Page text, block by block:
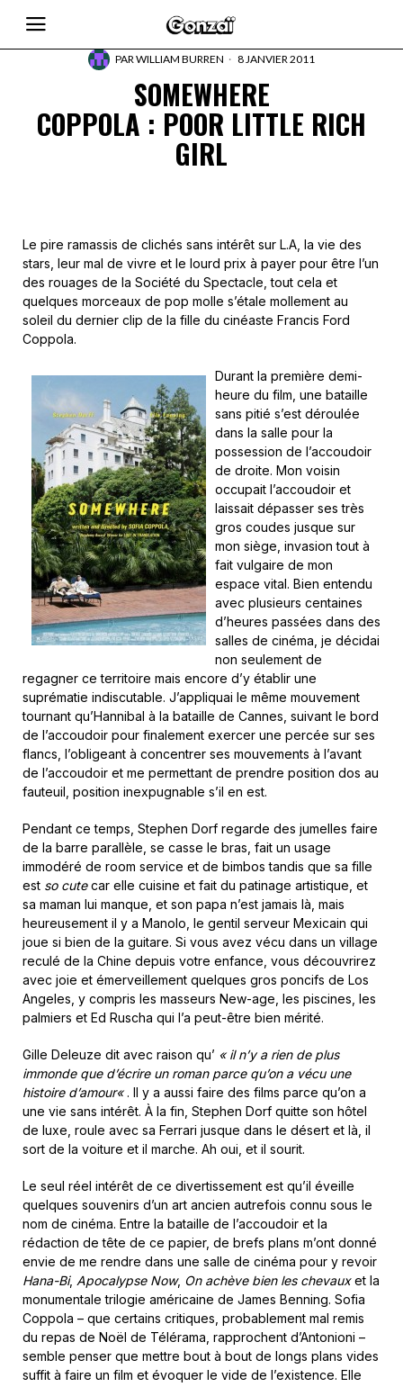
PARWILLIAM BURREN 8 JANVIER 2011
SOMEWHERE
COPPOLA : POOR LITTLE RICH
GIRL
Le pire ramassis de clichés sans intérêt sur L.A, la vie des
stars, leur mal de vivre et le lourd prix à payer pour être l’un
des rouages de la Société du Spectacle, tout cela et
quelques morceaux de pop molle s’étale mollement au
soleil du dernier clip de la fille du cinéaste Francis Ford
Coppola.
Durant la première demi-
heure du film, une bataille
sans pitié s’est déroulée
dans la salle pour la
possession de l’accoudoir
de droite. Mon voisin
occupait l’accoudoir et
laissait dépasser ses très
gros coudes jusque sur
mon siège, invasion tout à
fait vulgaire de mon
espace vital. Bien entendu
avec plusieurs centaines
d’heures passées dans des
salles de cinéma, je décidai
non seulement de
regagner ce territoire mais encore d’y établir une
suprématie indiscutable. J’appliquai le même mouvement
tournant qu’Hannibal à la bataille de Cannes, suivant le bord
de l’accoudoir pour finalement exercer une percée sur ses
flancs, l’obligeant à concentrer ses mouvements à l’avant
de l’accoudoir et me permettant de prendre position dos au
fauteuil, position inexpugnable s’il en est.
Pendant ce temps, Stephen Dorf regarde des jumelles faire
de la barre parallèle, se casse le bras, fait un usage
immodéré de room service et de bimbos tandis que sa fille
est so cutecar elle cuisine et fait du patinage artistique, et
sa maman lui manque, et son papa n’est jamais là, mais
heureusement il y a Manolo, le gentil serveur Mexicain qui
joue si bien de la guitare. Si vous avez vécu dans un village
reculé de la Chine depuis votre enfance, vous découvrirez
avec joie et émerveillement quelques gros poncifs de Los
Angeles, y compris les masseurs New-age, les piscines, les
palmiers et Ed Ruscha qui l’a peut-être bien mérité.
Gille Deleuze dit avec raison qu’ «il n’y a rien de plus
immonde que d’écrire un roman parce qu’on a vécu une
histoire d’amour«. Il y a aussi faire des films parce qu’on a
une vie sans intérêt. À la fin, Stephen Dorf quitte son hôtel
de luxe, roule avec sa Ferrari jusque dans le désert et là, il
sort de la voiture et il marche. Ah oui, et il sourit.
Le seul réel intérêt de ce divertissement est qu’il éveille
quelques souvenirs d’un art ancien autrefois connu sous le
nom de cinéma. Entre la bataille de l’accoudoir et la
rédaction de tête de ce papier, de brefs plans m’ont donné
envie de me rendre dans une salle de cinéma pour y revoir
Hana-Bi, Apocalypse Now, On achève bien les chevauxet la
monumentale trilogie américaine de James Benning. Sofia
Coppola – que certains critiques, probablement mal remis
du repas de Noël de Télérama, rapprochent d’Antonioni –
semble penser que mettre bout à bout de longs plans vides
suffit à faire un film et évoquer le vide de l’existence. Elle